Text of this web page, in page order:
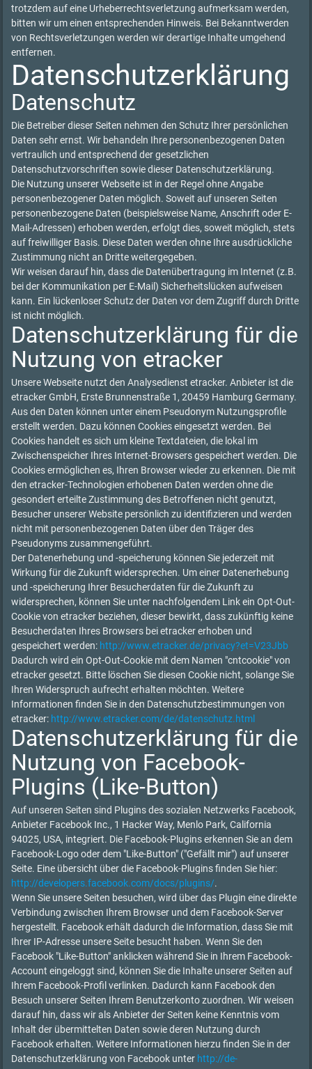
trotzdem auf eine Urheberrechtsverletzung aufmerksam werden,
bitten wir um einen entsprechenden Hinweis. Bei Bekanntwerden
von Rechtsverletzungen werden wir derartige Inhalte umgehend
entfernen.
Datenschutzerklärung
Datenschutz
Die Betreiber dieser Seiten nehmen den Schutz Ihrer persönlichen
Daten sehr ernst. Wir behandeln Ihre personenbezogenen Daten
vertraulich und entsprechend der gesetzlichen
Datenschutzvorschriften sowie dieser Datenschutzerklärung.
Die Nutzung unserer Webseite ist in der Regel ohne Angabe
personenbezogener Daten möglich. Soweit auf unseren Seiten
personenbezogene Daten (beispielsweise Name, Anschrift oder E-
Mail-Adressen) erhoben werden, erfolgt dies, soweit möglich, stets
auf freiwilliger Basis. Diese Daten werden ohne Ihre ausdrückliche
Zustimmung nicht an Dritte weitergegeben.
Wir weisen darauf hin, dass die Datenübertragung im Internet (z.B.
bei der Kommunikation per E-Mail) Sicherheitslücken aufweisen
kann. Ein lückenloser Schutz der Daten vor dem Zugriff durch Dritte
ist nicht möglich.
Datenschutzerklärung für die
Nutzung von etracker
Unsere Webseite nutzt den Analysedienst etracker. Anbieter ist die
etracker GmbH, Erste Brunnenstraße 1, 20459 Hamburg Germany.
Aus den Daten können unter einem Pseudonym Nutzungsprofile
erstellt werden. Dazu können Cookies eingesetzt werden. Bei
Cookies handelt es sich um kleine Textdateien, die lokal im
Zwischenspeicher Ihres Internet-Browsers gespeichert werden. Die
Cookies ermöglichen es, Ihren Browser wieder zu erkennen. Die mit
den etracker-Technologien erhobenen Daten werden ohne die
gesondert erteilte Zustimmung des Betroffenen nicht genutzt,
Besucher unserer Website persönlich zu identifizieren und werden
nicht mit personenbezogenen Daten über den Träger des
Pseudonyms zusammengeführt.
Der Datenerhebung und -speicherung können Sie jederzeit mit
Wirkung für die Zukunft widersprechen. Um einer Datenerhebung
und -speicherung Ihrer Besucherdaten für die Zukunft zu
widersprechen, können Sie unter nachfolgendem Link ein Opt-Out-
Cookie von etracker beziehen, dieser bewirkt, dass zukünftig keine
Besucherdaten Ihres Browsers bei etracker erhoben und
gespeichert werden: http://www.etracker.de/privacy?et=V23Jbb
Dadurch wird ein Opt-Out-Cookie mit dem Namen "cntcookie" von
etracker gesetzt. Bitte löschen Sie diesen Cookie nicht, solange Sie
Ihren Widerspruch aufrecht erhalten möchten. Weitere
Informationen finden Sie in den Datenschutzbestimmungen von
etracker: http://www.etracker.com/de/datenschutz.html
Datenschutzerklärung für die
Nutzung von Facebook-
Plugins (Like-Button)
Auf unseren Seiten sind Plugins des sozialen Netzwerks Facebook,
Anbieter Facebook Inc., 1 Hacker Way, Menlo Park, California
94025, USA, integriert. Die Facebook-Plugins erkennen Sie an dem
Facebook-Logo oder dem "Like-Button" ("Gefällt mir") auf unserer
Seite. Eine übersicht über die Facebook-Plugins finden Sie hier:
http://developers.facebook.com/docs/plugins/.
Wenn Sie unsere Seiten besuchen, wird über das Plugin eine direkte
Verbindung zwischen Ihrem Browser und dem Facebook-Server
hergestellt. Facebook erhält dadurch die Information, dass Sie mit
Ihrer IP-Adresse unsere Seite besucht haben. Wenn Sie den
Facebook "Like-Button" anklicken während Sie in Ihrem Facebook-
Account eingeloggt sind, können Sie die Inhalte unserer Seiten auf
Ihrem Facebook-Profil verlinken. Dadurch kann Facebook den
Besuch unserer Seiten Ihrem Benutzerkonto zuordnen. Wir weisen
darauf hin, dass wir als Anbieter der Seiten keine Kenntnis vom
Inhalt der übermittelten Daten sowie deren Nutzung durch
Facebook erhalten. Weitere Informationen hierzu finden Sie in der
Datenschutzerklärung von Facebook unter http://de-